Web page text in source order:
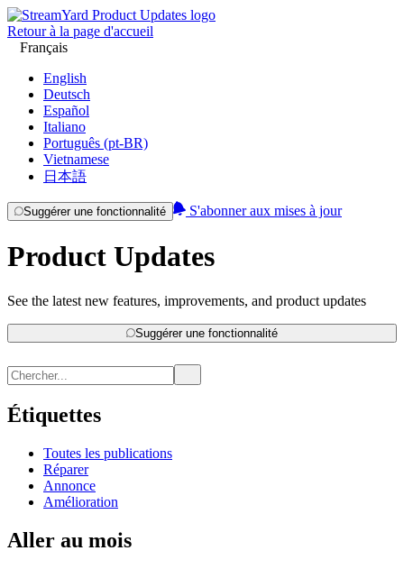
Retour à la page d'accueil
Français
English
Deutsch
Español
Italiano
Português (pt-BR)
Vietnamese
日本語
Suggérer une fonctionnalité S'abonner aux mises à jour
Product Updates
See the latest new features, improvements, and product updates
Suggérer une fonctionnalité
Étiquettes
Toutes les publications
Réparer
Annonce
Amélioration
Aller au mois